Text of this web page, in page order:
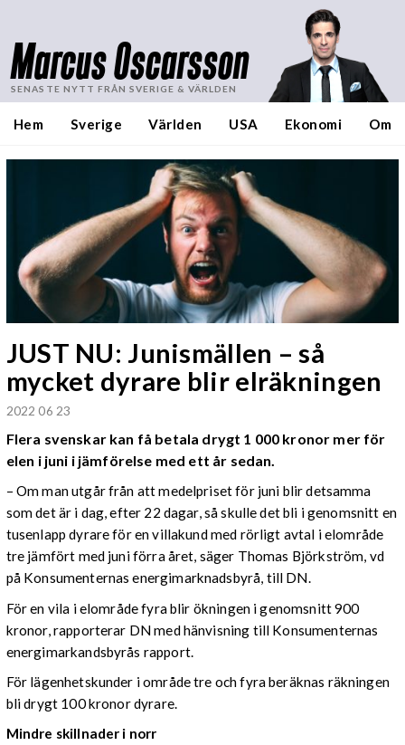
Marcus Oscarsson
SENASTE NYTT FRÅN SVERIGE & VÄRLDEN
Hem Sverige Världen USA Ekonomi Om
JUST NU: Junismällen – så
mycket dyrare blir elräkningen
2022 06 23
Flera svenskar kan få betala drygt 1 000 kronor mer för
elen i juni i jämförelse med ett år sedan.
– Om man utgår från att medelpriset för juni blir detsamma
som det är i dag, efter 22 dagar, så skulle det bli i genomsnitt en
tusenlapp dyrare för en villakund med rörligt avtal i elområde
tre jämfört med juni förra året, säger Thomas Björkström, vd
på Konsumenternas energimarknadsbyrå, till DN.
För en vila i elområde fyra blir ökningen i genomsnitt 900
kronor, rapporterar DN med hänvisning till Konsumenternas
energimarkandsbyrås rapport.
För lägenhetskunder i område tre och fyra beräknas räkningen
bli drygt 100 kronor dyrare.
Mindre skillnader i norr